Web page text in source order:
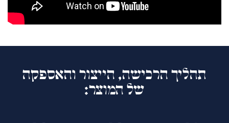
תהליך הרכישה, הייצור והאספקה
של המוצר: